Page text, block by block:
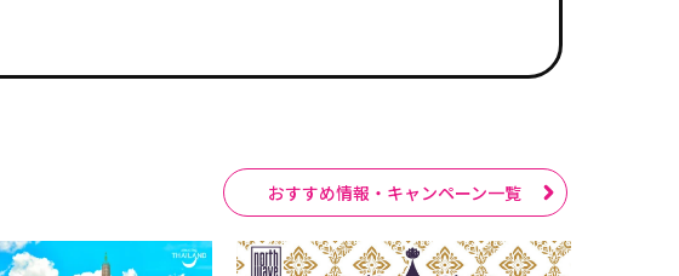
おすすめ情報・キャンペーン一覧